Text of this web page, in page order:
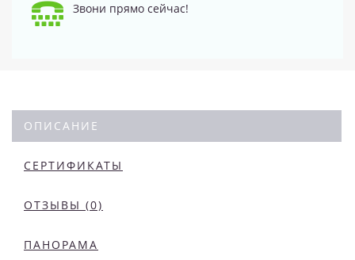
Звони прямо сейчас!
ОПИСАНИЕ
СЕРТИФИКАТЫ
ОТЗЫВЫ (0)
ПАНОРАМА